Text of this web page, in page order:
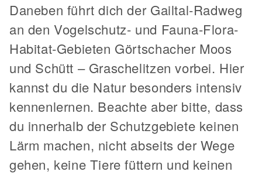
Daneben führt dich der Gailtal-Radweg
an den Vogelschutz- und Fauna-Flora-
Habitat-Gebieten Görtschacher Moos
und Schütt – Graschelitzen vorbei. Hier
kannst du die Natur besonders intensiv
kennenlernen. Beachte aber bitte, dass
du innerhalb der Schutzgebiete keinen
Lärm machen, nicht abseits der Wege
gehen, keine Tiere füttern und keinen